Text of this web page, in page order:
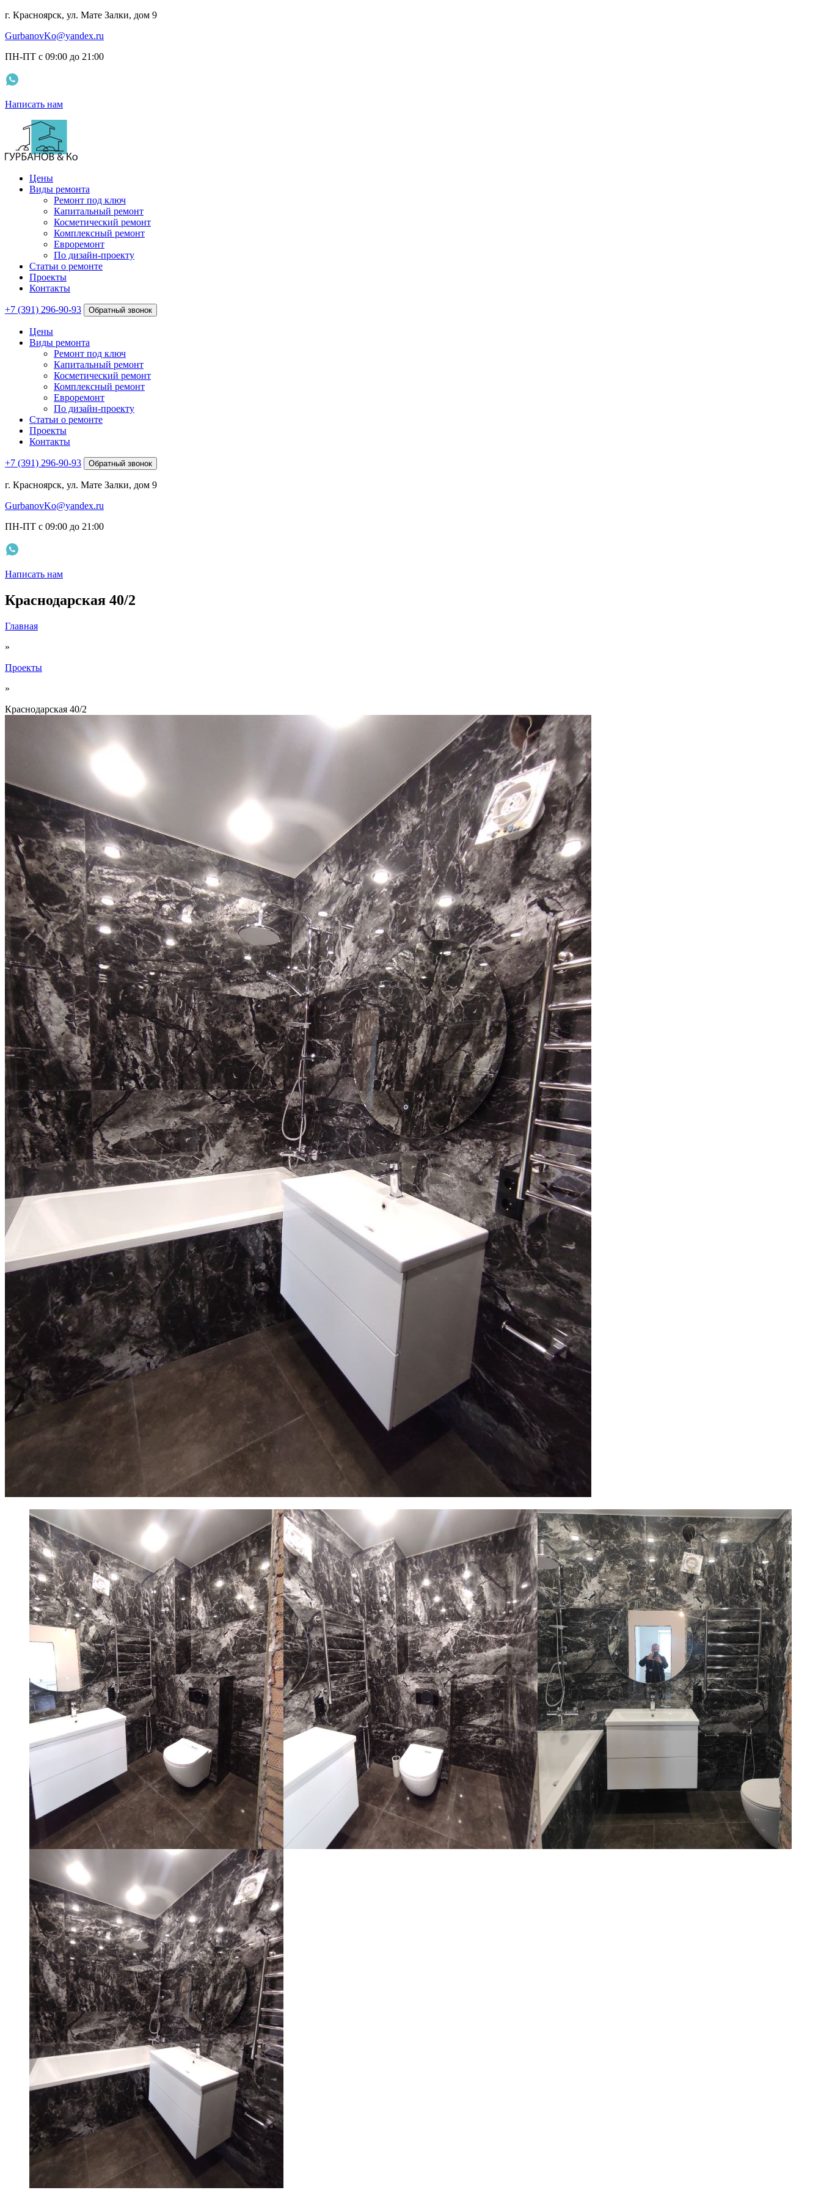
г. Красноярск, ул. Мате Залки, дом 9
GurbanovKo@yandex.ru
ПН-ПТ с 09:00 до 21:00
Написать нам
Цены
Виды ремонта
Ремонт под ключ
Капитальный ремонт
Косметический ремонт
Комплексный ремонт
Евроремонт
По дизайн-проекту
Статьи о ремонте
Проекты
Контакты
+7 (391) 296-90-93 Обратный звонок
Цены
Виды ремонта
Ремонт под ключ
Капитальный ремонт
Косметический ремонт
Комплексный ремонт
Евроремонт
По дизайн-проекту
Статьи о ремонте
Проекты
Контакты
+7 (391) 296-90-93 Обратный звонок
г. Красноярск, ул. Мате Залки, дом 9
GurbanovKo@yandex.ru
ПН-ПТ с 09:00 до 21:00
Написать нам
Краснодарская 40/2
Главная
»
Проекты
»
Краснодарская 40/2